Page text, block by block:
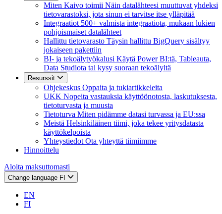
Miten Kaivo toimii Näin datalähteesi muuttuvat yhdeksi
tietovarastoksi, jota sinun ei tarvitse itse ylläpitää
Integraatiot 500+ valmista integraatiota, mukaan lukien
pohjoismaiset datalähteet
Hallittu tietovarasto Täysin hallittu BigQuery sisältyy
jokaiseen pakettiin
BI- ja tekoälytyökalusi Käytä Power BI:tä, Tableauta,
Data Studiota tai kysy suoraan tekoälyltä
Resurssit
Ohjekeskus Oppaita ja tukiartikkeleita
UKK Nopeita vastauksia käyttöönotosta, laskutuksesta,
tietoturvasta ja muusta
Tietoturva Miten pidämme datasi turvassa ja EU:ssa
Meistä Helsinkiläinen tiimi, joka tekee yritysdatasta
käyttökelpoista
Yhteystiedot Ota yhteyttä tiimiimme
Hinnoittelu
Aloita maksuttomasti
Change language FI
EN
FI